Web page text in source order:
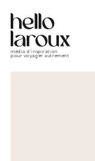
média d’inspiration
pour voyager autrement